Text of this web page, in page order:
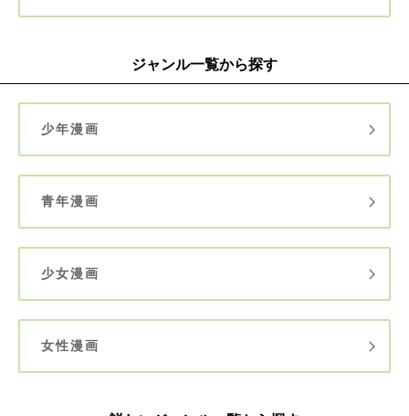
ジャンル一覧から探す
少年漫画
青年漫画
少女漫画
女性漫画